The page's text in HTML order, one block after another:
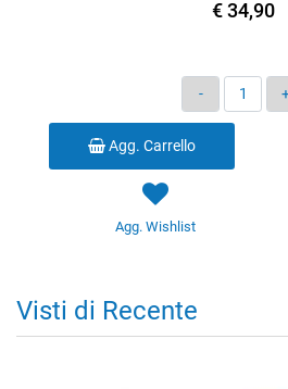
€ 34,90
Quantità
Agg. Carrello
Agg. Wishlist
Visti di Recente